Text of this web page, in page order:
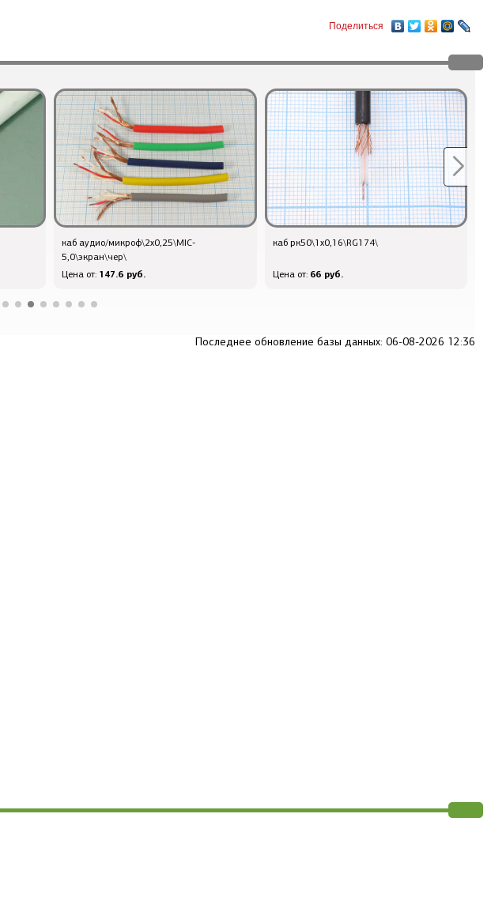
Поделиться
каб аудио/микроф\2x0,25\MIC-
5,0\экран\чер\
Цена от: 147.6 руб.
каб рк50\1x0,16\RG174\
Цена от: 66 руб.
Последнее обновление базы данных: 06-08-2026 12:36